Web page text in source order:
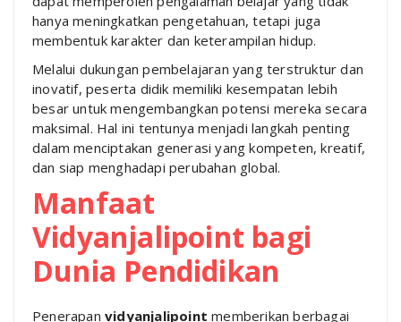
hanya meningkatkan pengetahuan, tetapi juga
membentuk karakter dan keterampilan hidup.
Melalui dukungan pembelajaran yang terstruktur dan
inovatif, peserta didik memiliki kesempatan lebih
besar untuk mengembangkan potensi mereka secara
maksimal. Hal ini tentunya menjadi langkah penting
dalam menciptakan generasi yang kompeten, kreatif,
dan siap menghadapi perubahan global.
Manfaat
Vidyanjalipoint bagi
Dunia Pendidikan
Penerapan vidyanjalipoint memberikan berbagai